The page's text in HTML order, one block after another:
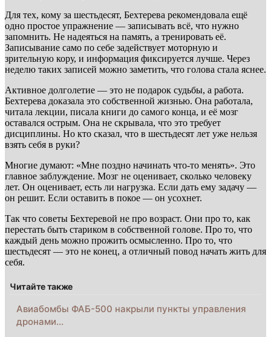
Для тех, кому за шестьдесят, Бехтерева рекомендовала ещё
одно простое упражнение — записывать всё, что нужно
запомнить. Не надеяться на память, а тренировать её.
Записывание само по себе задействует моторную и
зрительную кору, и информация фиксируется лучше. Через
неделю таких записей можно заметить, что голова стала яснее.
Активное долголетие — это не подарок судьбы, а работа.
Бехтерева доказала это собственной жизнью. Она работала,
читала лекции, писала книги до самого конца, и её мозг
оставался острым. Она не скрывала, что это требует
дисциплины. Но кто сказал, что в шестьдесят лет уже нельзя
взять себя в руки?
Многие думают: «Мне поздно начинать что-то менять». Это
главное заблуждение. Мозг не оценивает, сколько человеку
лет. Он оценивает, есть ли нагрузка. Если дать ему задачу —
он решит. Если оставить в покое — он усохнет.
Так что советы Бехтеревой не про возраст. Они про то, как
перестать быть стариком в собственной голове. Про то, что
каждый день можно прожить осмысленно. Про то, что
шестьдесят — это не конец, а отличный повод начать жить для
себя.
Читайте также
Авиабомбы ФАБ-500 накрыли пункты управления
дронами…